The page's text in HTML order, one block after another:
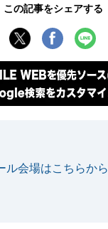
この記事をシェアする
ル会場はこちらから